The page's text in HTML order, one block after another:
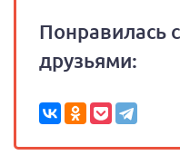
Понравилась
друзьями: